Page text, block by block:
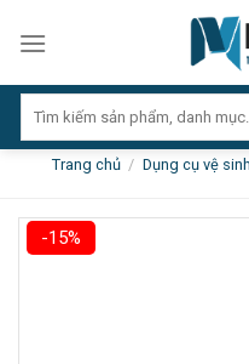
kiếm:
Trang chủ / Dụng cụ vệ sinh
-15%